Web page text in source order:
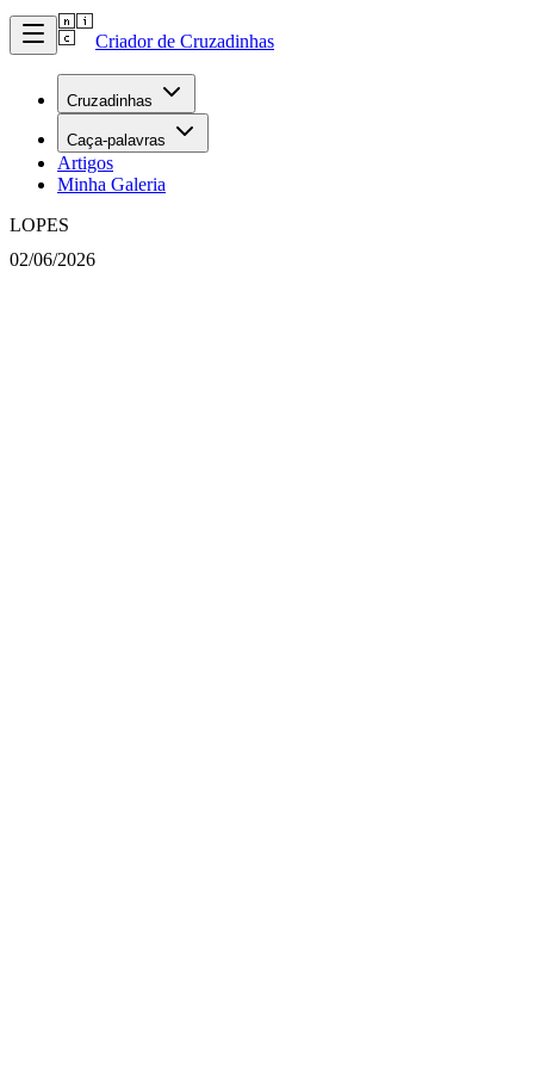
Criador de Cruzadinhas
Cruzadinhas
Caça-palavras
Artigos
Minha Galeria
LOPES
02/06/2026